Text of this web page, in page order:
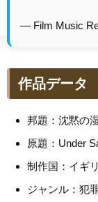
— Film Music
作品データ
邦題：沈黙の
原題：Under
制作国：イギ
ジャンル：犯